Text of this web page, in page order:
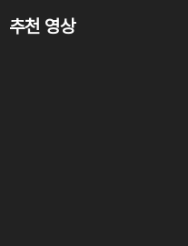
추천 영상